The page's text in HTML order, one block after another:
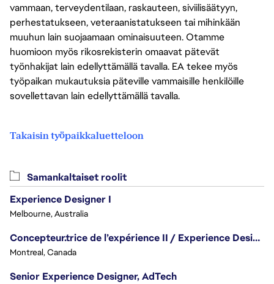
vammaan, terveydentilaan, raskauteen, siviilisäätyyn,
perhestatukseen, veteraanistatukseen tai mihinkään
muuhun lain suojaamaan ominaisuuteen. Otamme
huomioon myös rikosrekisterin omaavat pätevät
työnhakijat lain edellyttämällä tavalla. EA tekee myös
työpaikan mukautuksia päteville vammaisille henkilöille
sovellettavan lain edellyttämällä tavalla.
Takaisin työpaikkaluetteloon
Samankaltaiset roolit
Experience Designer I
Melbourne, Australia
Concepteur.trice de l’expérience II / Experience Designer II
Montreal, Canada
Senior Experience Designer, AdTech